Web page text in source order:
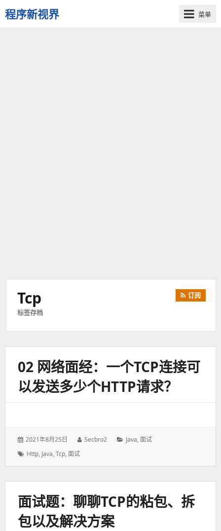
程序新视界
开
菜单
Tcp
标签存档
订阅
02 网络面经：一个TCP连接可
以发送多少个HTTP请求？
发
于：
2021年8月25日
作
Secbro2
分
Java,面试
标
Http, Java,Tcp,面试
面试题：聊聊TCP的粘包、拆
包以及解决方案